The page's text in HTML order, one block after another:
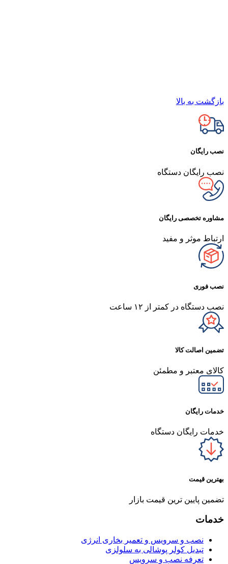
بازگشت به بالا
نصب رایگان
نصب رایگان دستگاه
مشاوره تخصصی رایگان
ارتباط موثر و مفید
نصب فوری
نصب دستگاه در کمتر از ۱۲ ساعت
تضمین اصالت کالا
کالای معتبر و مطمئن
خدمات رایگان
خدمات رایگان دستگاه
بهترین قیمت
تضمین پایین ترین قیمت بازار
خدمات
نصب و سرویس و تعمیر بخاری انرژی
تبدیل کولر پوشالی به سلولزی
تعرفه نصب و سرویس